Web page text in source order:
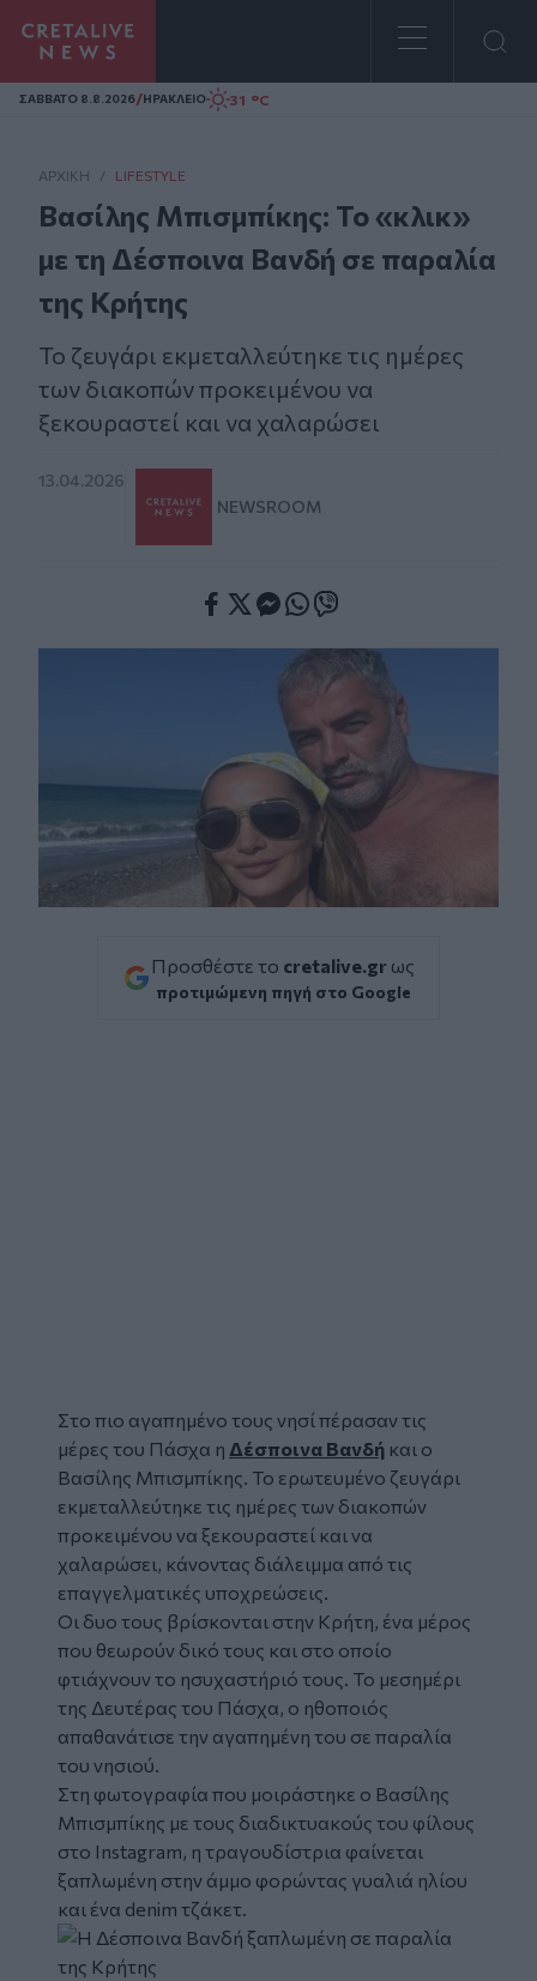
Homepage
ΣAΒΒΑΤΟ 8.8.2026/ΗΡΑΚΛΕΙΟ 31 °C
ΑΡΧΙΚΗ / LIFESTYLE
Βασίλης Μπισμπίκης: Το «κλικ»
με τη Δέσποινα Βανδή σε παραλία
της Κρήτης
Το ζευγάρι εκμεταλλεύτηκε τις ημέρες
των διακοπών προκειμένου να
ξεκουραστεί και να χαλαρώσει
13.04.2026
NEWSROOM
Προσθέστε το cretalive.gr ως
προτιμώμενη πηγή στο Google
Στο πιο αγαπημένο τους νησί πέρασαν τις
μέρες του Πάσχα η Δέσποινα Βανδή και ο
Βασίλης Μπισμπίκης. Το ερωτευμένο ζευγάρι
εκμεταλλεύτηκε τις ημέρες των διακοπών
προκειμένου να ξεκουραστεί και να
χαλαρώσει, κάνοντας διάλειμμα από τις
επαγγελματικές υποχρεώσεις.
Οι δυο τους βρίσκονται στην Κρήτη, ένα μέρος
που θεωρούν δικό τους και στο οποίο
φτιάχνουν το ησυχαστήριό τους. Το μεσημέρι
της Δευτέρας του Πάσχα, ο ηθοποιός
απαθανάτισε την αγαπημένη του σε παραλία
του νησιού.
Στη φωτογραφία που μοιράστηκε ο Βασίλης
Μπισμπίκης με τους διαδικτυακούς του φίλους
στο Instagram, η τραγουδίστρια φαίνεται
ξαπλωμένη στην άμμο φορώντας γυαλιά ηλίου
και ένα denim τζάκετ.